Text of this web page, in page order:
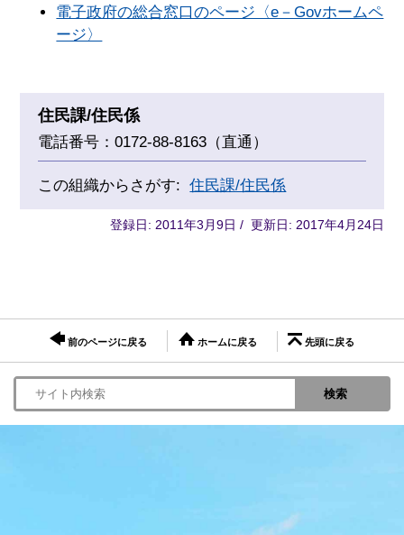
電子政府の総合窓口のページ〈e－Govホームペ
ージ〉
住民課/住民係
電話番号：0172-88-8163（直通）
この組織からさがす:住民課/住民係
登録日: 2011年3月9日 / 更新日: 2017年4月24日
前のページに戻る ホームに戻る 先頭に戻る